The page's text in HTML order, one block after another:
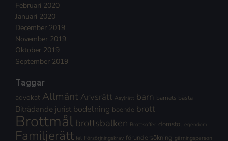
Februari 2020
Januari 2020
December 2019
November 2019
Oktober 2019
September 2019
Taggar
advokat Allmänt Arvsrätt Asylrätt barn barnets bästa
Biträdande jurist bodelning boende brott
Brottmålbrottsbalken Brottsoffer domstol egendom
Familjerätt fel Försörjningskrav förundersökning gärningsperson